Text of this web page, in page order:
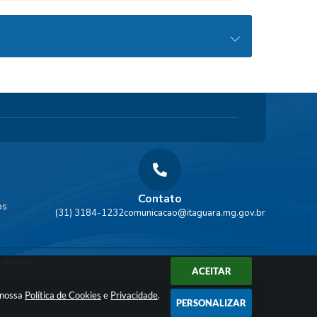
Política de Cookies e Privacidade.
ACEITAR
PERSONALIZAR
Contato
(31) 3184-1232comunicacao@itaguara.mg.gov.br